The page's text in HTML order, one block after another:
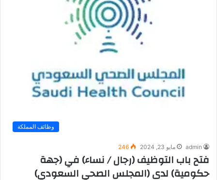
وظائف المملكة
admin مايو 23, 2024 246
فتح باب التوظيف (رجال / نساء) في (جهة
حكومية) لدى (المجلس الصحي السعودي)